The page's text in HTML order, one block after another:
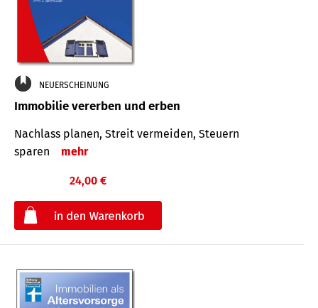
NEUERSCHEINUNG
Immobilie vererben und erben
Nachlass planen, Streit vermeiden, Steuern
sparen
mehr
24,00 €